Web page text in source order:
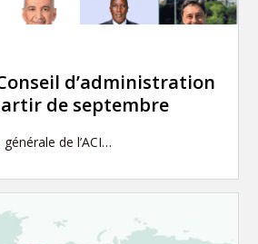
d’administration
de septembre
de l’ACI…